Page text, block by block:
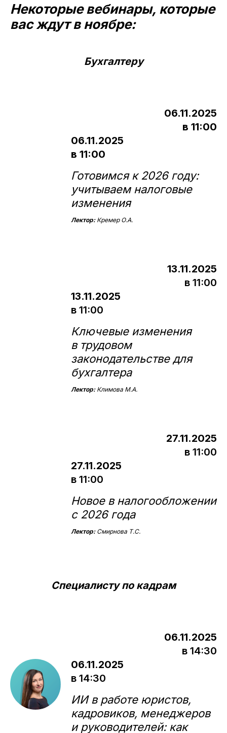
Некоторые вебинары, которые
вас ждут в ноябре:
Бухгалтеру
06.11.2025
в 11:00
06.11.2025
в 11:00
Готовимся к 2026 году:
учитываем налоговые
изменения
Лектор:Кремер О.А.
13.11.2025
в 11:00
13.11.2025
в 11:00
Ключевые изменения
в трудовом
законодательстве для
бухгалтера
Лектор:Климова М.А.
27.11.2025
в 11:00
27.11.2025
в 11:00
Новое в налогообложении
с 2026 года
Лектор:Смирнова Т.С.
Специалисту по кадрам
06.11.2025
в 14:30
06.11.2025
в 14:30
ИИ в работе юристов,
кадровиков, менеджеров
и руководителей: как